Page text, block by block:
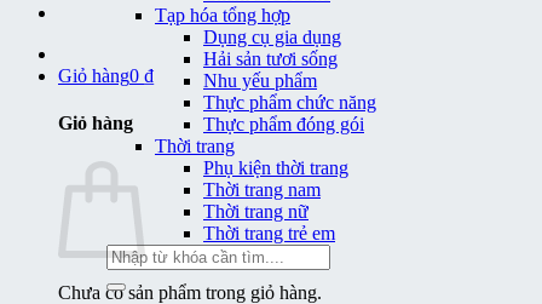
Giỏ hàng0 ₫
Giỏ hàng
Chưa có sản phẩm trong giỏ hàng.
Tạp hóa tổng hợp
Dụng cụ gia dụng
Hải sản tươi sống
Nhu yếu phẩm
Thực phẩm chức năng
Thực phẩm đóng gói
Thời trang
Phụ kiện thời trang
Thời trang nam
Thời trang nữ
Thời trang trẻ em
Tìm
kiếm: